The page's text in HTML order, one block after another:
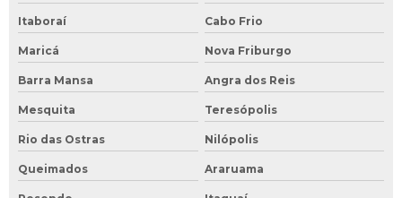
Itaboraí Cabo Frio
Maricá Nova Friburgo
Barra Mansa Angra dos Reis
Mesquita Teresópolis
Rio das Ostras Nilópolis
Queimados Araruama